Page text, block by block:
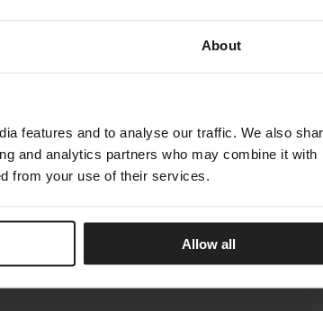
About
features and to analyse our traffic. We also
and analytics partners who may combine it with
from your use of their services.
Allow all
TALENTI